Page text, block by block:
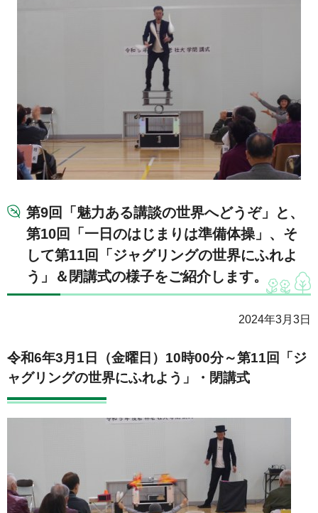
第9回「魅力ある講談の世界へどうぞ」と、
第10回「一日のはじまりは準備体操」、そ
して第11回「ジャグリングの世界にふれよ
う」＆閉講式の様子をご紹介します。
2024年3月3日
令和6年3月1日（金曜日）10時00分～第11回「ジ
ャグリングの世界にふれよう」・閉講式